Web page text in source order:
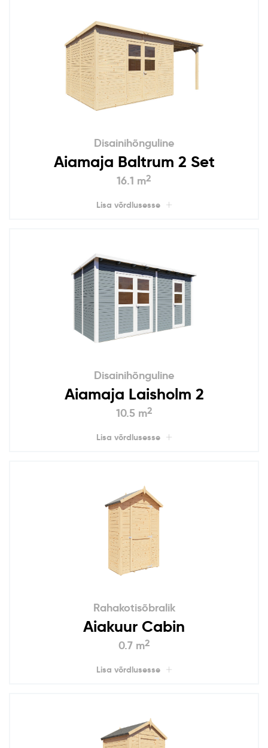
Disainihõnguline
Aiamaja Baltrum 2 Set
16.1 m2
Lisa võrdlusesse
Disainihõnguline
Aiamaja Laisholm 2
10.5 m2
Lisa võrdlusesse
Rahakotisõbralik
Aiakuur Cabin
0.7 m2
Lisa võrdlusesse